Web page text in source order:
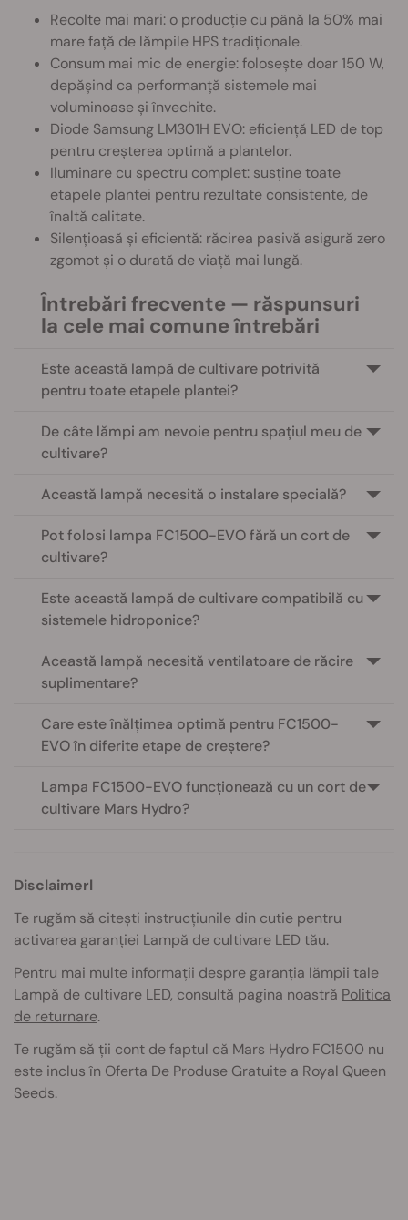
Recolte mai mari: o producție cu până la 50% mai
mare față de lămpile HPS tradiționale.
Consum mai mic de energie: folosește doar 150 W,
depășind ca performanță sistemele mai
voluminoase și învechite.
Diode Samsung LM301H EVO: eficiență LED de top
pentru creșterea optimă a plantelor.
Iluminare cu spectru complet: susține toate
etapele plantei pentru rezultate consistente, de
înaltă calitate.
Silențioasă și eficientă: răcirea pasivă asigură zero
zgomot și o durată de viață mai lungă.
Întrebări frecvente — răspunsuri
la cele mai comune întrebări
Este această lampă de cultivare potrivită
pentru toate etapele plantei?
De câte lămpi am nevoie pentru spațiul meu de
cultivare?
Această lampă necesită o instalare specială?
Pot folosi lampa FC1500-EVO fără un cort de
cultivare?
Este această lampă de cultivare compatibilă cu
sistemele hidroponice?
Această lampă necesită ventilatoare de răcire
suplimentare?
Care este înălțimea optimă pentru FC1500-
EVO în diferite etape de creștere?
Lampa FC1500-EVO funcționează cu un cort de
cultivare Mars Hydro?
Disclaimerl
Te rugăm să citești instrucțiunile din cutie pentru
activarea garanției Lampă de cultivare LED tău.
Pentru mai multe informații despre garanția lămpii tale
Lampă de cultivare LED, consultă pagina noastră Politica
de returnare.
Te rugăm să ții cont de faptul că Mars Hydro FC1500 nu
este inclus în Oferta De Produse Gratuite a Royal Queen
Seeds.